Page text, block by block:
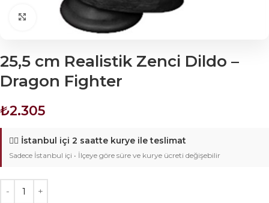
Click to enlarge
25,5 cm Realistik Zenci Dildo –
Dragon Fighter
₺2.305
🚴‍♂️ İstanbul içi 2 saatte kurye ile teslimat
Sadece İstanbul içi • İlçeye göre süre ve kurye ücreti değişebilir